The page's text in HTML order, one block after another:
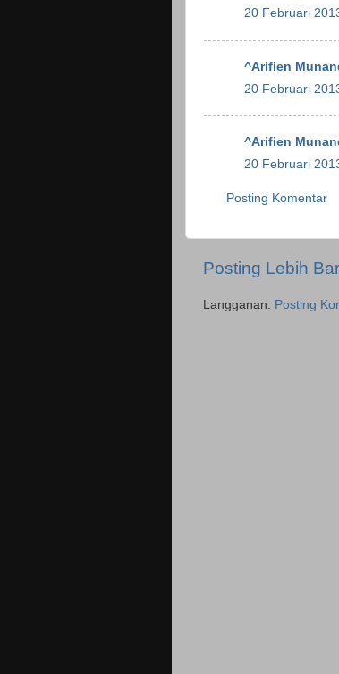
20 Februari
^Arifien
20 Februari
^Arifien
20 Februari
Posting Komentar
Posting Lebih
Langganan: Posting